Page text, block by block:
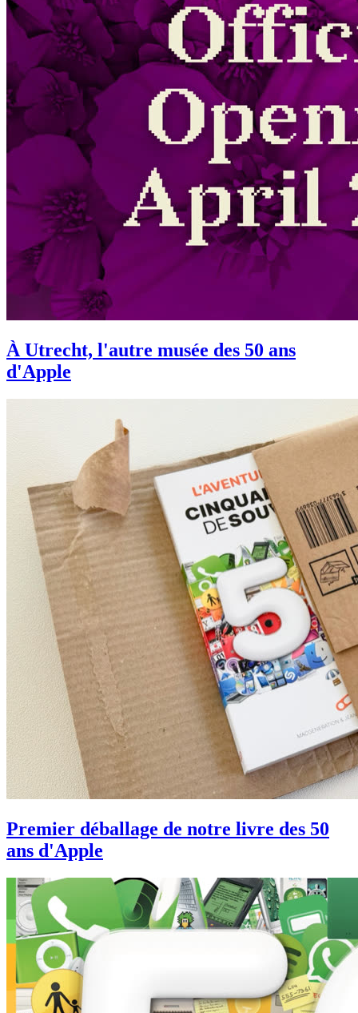
À Utrecht, l'autre musée des 50 ans
d'Apple
Premier déballage de notre livre des 50
ans d'Apple